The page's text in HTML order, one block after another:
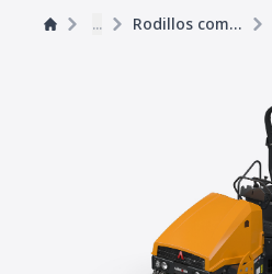
... Rodillos compactador tándem